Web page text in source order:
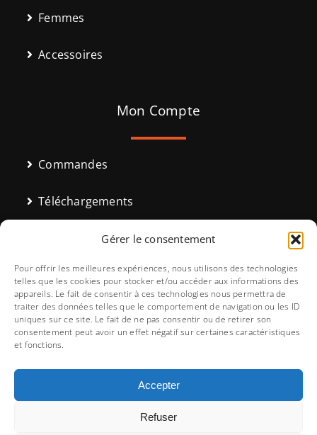
Gérer le consentement
Pour offrir les meilleures expériences, nous utilisons des technologies
telles que les cookies pour stocker et/ou accéder aux informations des
appareils. Le fait de consentir à ces technologies nous permettra de
traiter des données telles que le comportement de navigation ou les ID
uniques sur ce site. Le fait de ne pas consentir ou de retirer son
consentement peut avoir un effet négatif sur certaines caractéristiques
et fonctions.
Accepter
Refuser
Femmes
Accessoires
Mon Compte
Commandes
Téléchargements
Moyens de paiement
Détails du compte
Mot de passe perdu